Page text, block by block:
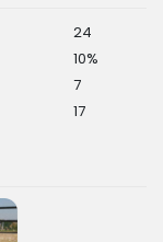
24
10%
7
17